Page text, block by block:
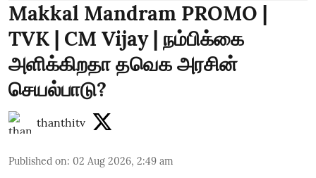
Makkal Mandram PROMO |
TVK | CM Vijay | நம்பிக்கை
அளிக்கிறதா தவெக அரசின்
செயல்பாடு?
thanthitv
Published on: 02 Aug 2026, 2:49 am